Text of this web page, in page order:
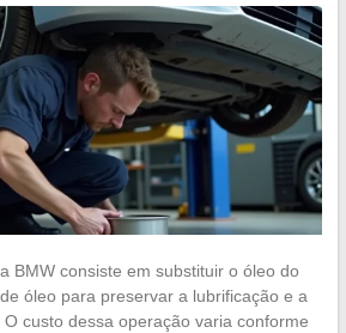
BMW consiste em substituir o óleo do
óleo para preservar a lubrificação e a
custo dessa operação varia conforme